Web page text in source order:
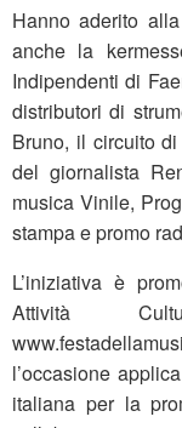
Hanno aderito
anche la
Indipendenti di
distributori di
Bruno, il circuito
del giornalista
musica Vinile,
stampa e promo
L’iniziativa è
Attività
l’occasione
italiana per la